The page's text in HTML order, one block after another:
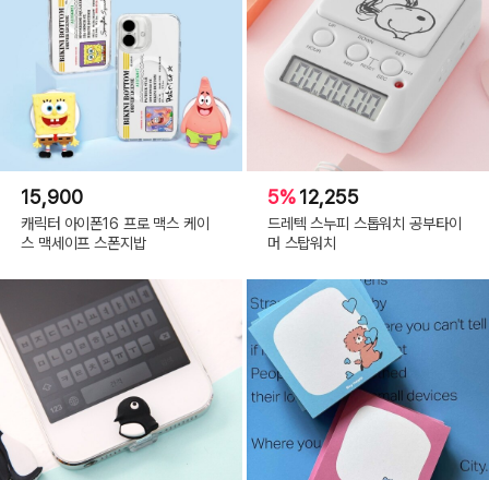
15,900
캐릭터 아이폰16 프로 맥스 케이
스 맥세이프 스폰지밥
5%12,255
드레텍 스누피 스톱워치 공부타이
머 스탑워치